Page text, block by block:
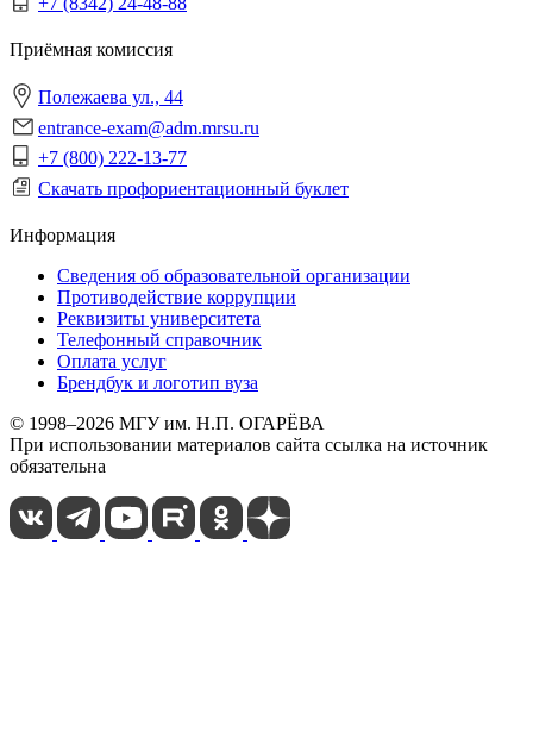
Приёмная комиссия
Полежаева ул., 44
entrance-exam@adm.mrsu.ru
+7 (800) 222-13-77
Скачать профориентационный буклет
Информация
Сведения об образовательной организации
Противодействие коррупции
Реквизиты университета
Телефонный справочник
Оплата услуг
Брендбук и логотип вуза
© 1998–2026 МГУ им. Н.П. ОГАРЁВА
При использовании материалов сайта ссылка на источник
обязательна